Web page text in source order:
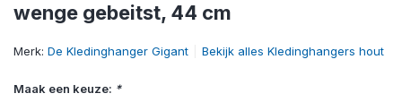
wenge gebeitst, 44 cm
Merk: De Kledinghanger Gigant Bekijk alles Kledinghangers hout
Maak een keuze: *